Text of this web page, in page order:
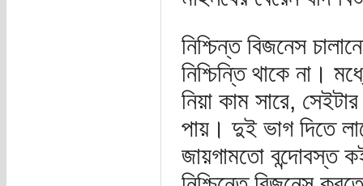
নিশ্চিন্ত বিজনেস
নিশ্চিন্তি থাকে না।
নিয়া কাম সারে,
পায়। দুই ভাগ দিতে
জায়গামতো বন্দোবস্ত